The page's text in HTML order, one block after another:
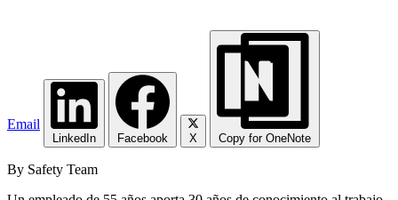
Email
LinkedIn Facebook X Copy for OneNote
By Safety Team